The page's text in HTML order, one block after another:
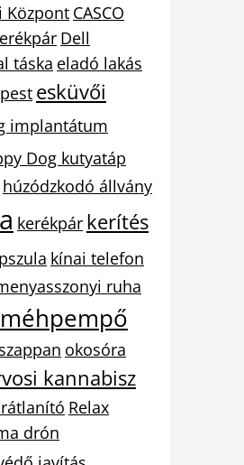
Központ CASCO
Dell
táska eladó lakás
esküvői
implantátum
Dog kutyatáp
húzódzkodó állvány
kerékpár kerítés
kínai telefon
ruha
méhpempő
okosóra
kannabisz
Relax
drón